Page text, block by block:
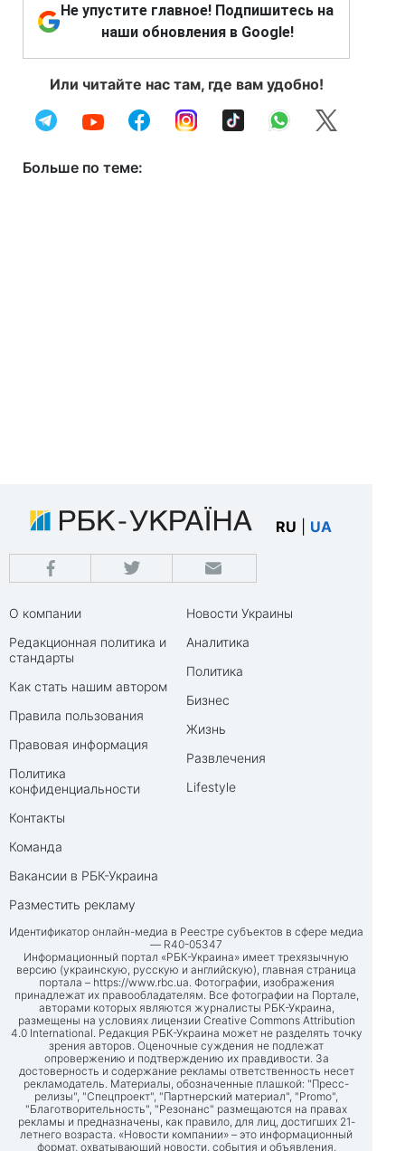
Не упустите главное! Подпишитесь на
наши обновления в Google!
Или читайте нас там, где вам удобно!
Больше по теме:
RU UA
О компании
Редакционная политика и
стандарты
Как стать нашим автором
Правила пользования
Правовая информация
Политика
конфиденциальности
Контакты
Команда
Вакансии в РБК-Украина
Разместить рекламу
Новости Украины
Аналитика
Политика
Бизнес
Жизнь
Развлечения
Lifestyle
Идентификатор онлайн-медиа в Реестре субъектов в сфере медиа
— R40-05347
Информационный портал «РБК-Украина» имеет трехязычную
версию (украинскую, русскую и английскую), главная страница
портала – https://www.rbc.ua. Фотографии, изображения
принадлежат их правообладателям. Все фотографии на Портале,
авторами которых являются журналисты РБК-Украина,
размещены на условиях лицензии Creative Commons Attribution
4.0 International. Редакция РБК-Украина может не разделять точку
зрения авторов. Оценочные суждения не подлежат
опровержению и подтверждению их правдивости. За
достоверность и содержание рекламы ответственность несет
рекламодатель. Материалы, обозначенные плашкой: "Пресс-
релизы", "Спецпроект", "Партнерский материал", "Promo",
"Благотворительность", "Резонанс" размещаются на правах
рекламы и предназначены, как правило, для лиц, достигших 21-
летнего возраста. «Новости компании» – это информационный
формат, охватывающий новости, события и объявления,